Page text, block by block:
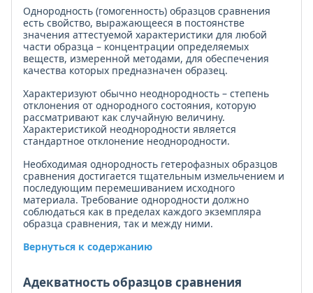
Однородность (гомогенность) образцов сравнения
есть свойство, выражающееся в постоянстве
значения аттестуемой характеристики для любой
части образца – концентрации определяемых
веществ, измеренной методами, для обеспечения
качества которых предназначен образец.
Характеризуют обычно неоднородность – степень
отклонения от однородного состояния, которую
рассматривают как случайную величину.
Характеристикой неоднородности является
стандартное отклонение неоднородности.
Необходимая однородность гетерофазных образцов
сравнения достигается тщательным измельчением и
последующим перемешиванием исходного
материала. Требование однородности должно
соблюдаться как в пределах каждого экземпляра
образца сравнения, так и между ними.
Вернуться к содержанию
Адекватность образцов сравнения